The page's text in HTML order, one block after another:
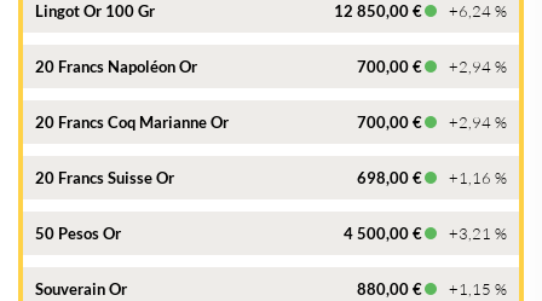
Lingot Or 100 Gr 12 850,00 € +6,24 %
20 Francs Napoléon Or 700,00 € +2,94 %
20 Francs Coq Marianne Or 700,00 € +2,94 %
20 Francs Suisse Or 698,00 € +1,16 %
50 Pesos Or 4 500,00 € +3,21 %
Souverain Or 880,00 € +1,15 %